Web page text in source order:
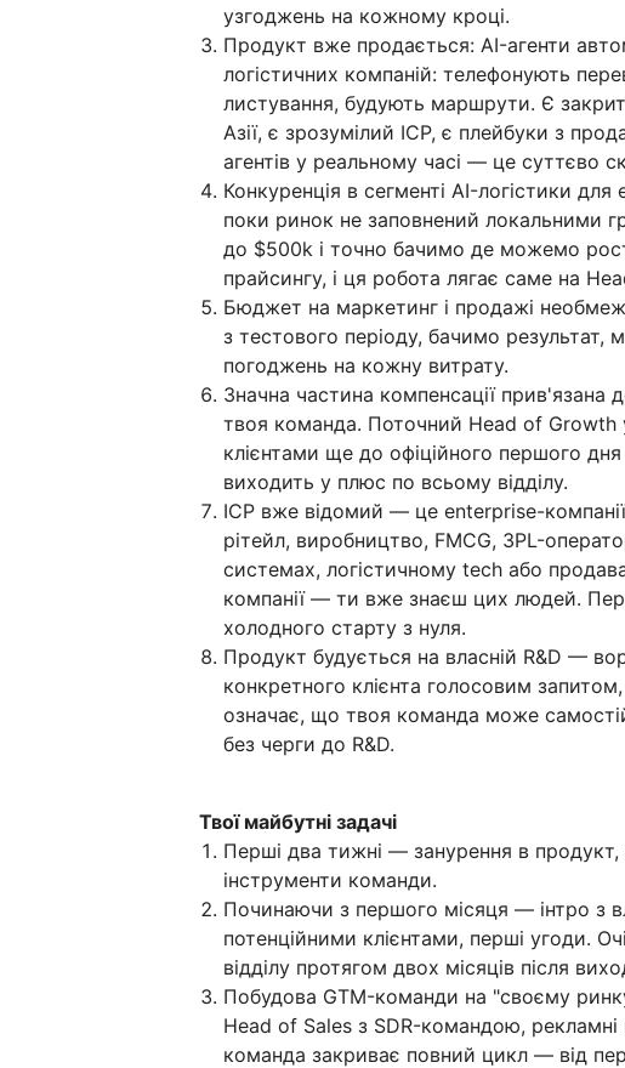
узгоджень на кожному кроці.
Продукт вже продається: AI-агенти
логістичних компаній: телефонують
листування, будують маршрути. Є
Азії, є зрозумілий ICP, є плейбуки з
агентів у реальному часі — це суттєво
Конкуренція в сегменті AI-логістики
поки ринок не заповнений локальними
до $500k і точно бачимо де можемо
прайсингу, і ця робота лягає саме на
Бюджет на маркетинг і продажі
з тестового періоду, бачимо
погоджень на кожну витрату.
Значна частина компенсації прив'язана
твоя команда. Поточний Head of
клієнтами ще до офіційного першого
виходить у плюс по всьому відділу.
ICP вже відомий — це enterprise-
рітейл, виробництво, FMCG, 3PL-
системах, логістичному tech або
компанії — ти вже знаєш цих людей.
холодного старту з нуля.
Продукт будується на власній R&D —
конкретного клієнта голосовим
означає, що твоя команда може
без черги до R&D.
Твої майбутні задачі
Перші два тижні — занурення в продукт,
інструменти команди.
Починаючи з першого місяця — інтро з
потенційними клієнтами, перші угоди.
відділу протягом двох місяців після
Побудова GTM-команди на "своєму
Head of Sales з SDR-командою,
команда закриває повний цикл — від